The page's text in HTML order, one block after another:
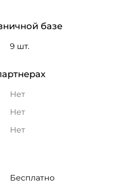
базе
9 шт.
Нет
Нет
Нет
Бесплатно